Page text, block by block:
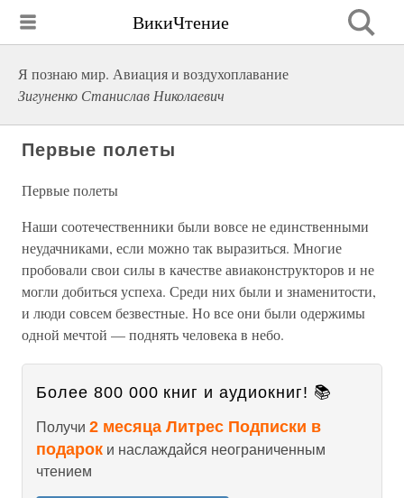
ВикиЧтение
Я познаю мир. Авиация и воздухоплавание
Зигуненко Станислав Николаевич
Первые полеты
Первые полеты
Наши соотечественники были вовсе не единственными
неудачниками, если можно так выразиться. Многие
пробовали свои силы в качестве авиаконструкторов и не
могли добиться успеха. Среди них были и знаменитости,
и люди совсем безвестные. Но все они были одержимы
одной мечтой — поднять человека в небо.
Более 800 000 книг и аудиокниг! 📚
Получи 2 месяца Литрес Подписки в
подарок и наслаждайся неограниченным
чтением